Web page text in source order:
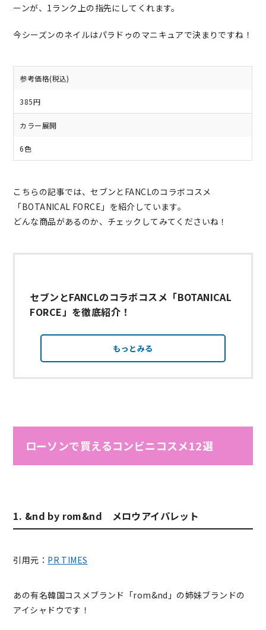
ーンが、1ランク上の指先にしてくれます。
今シーズンのネイルはパラドゥのマニキュアで決まりですね！
参考価格(税込)
385円
カラー展開
6色
こちらの記事では、セブンとFANCLのコラボコスメ
「BOTANICAL FORCE」を紹介しています。
どんな商品があるのか、チェックしてみてくださいね！
セブンとFANCLのコラボコスメ「BOTANICAL
FORCE」を徹底紹介！
もっとみる
ローソンで買えるコンビニコスメ12選
1. &nd by rom&nd メロウアイパレット
引用元： PR TIMES
あの有名韓国コスメブランド「rom&nd」の姉妹ブランドの
アイシャドウです！